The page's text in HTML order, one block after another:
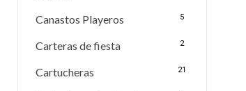
Canastos Playeros 5
Carteras de fiesta 2
Cartucheras 21